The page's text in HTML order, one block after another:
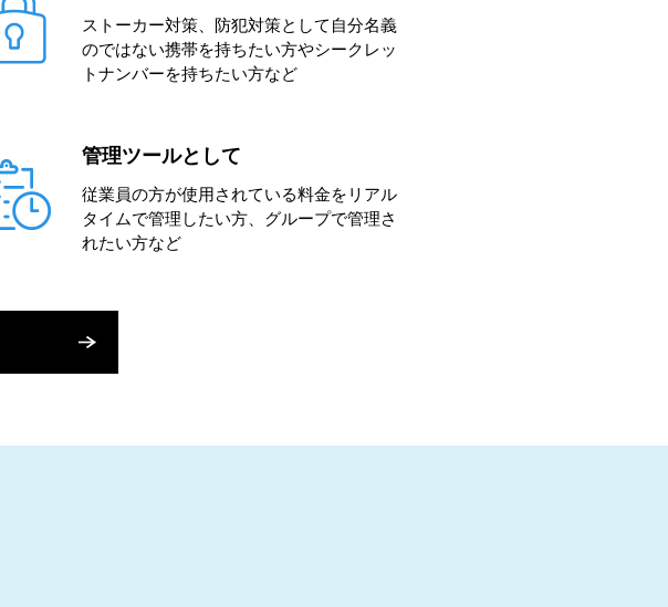
ストーカー対策、防犯対策として自分名義
のではない携帯を持ちたい方やシークレッ
トナンバーを持ちたい方など
管理ツールとして
従業員の方が使用されている料金をリアル
タイムで管理したい方、グループで管理さ
れたい方など